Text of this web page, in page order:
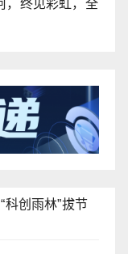
，终见彩虹，全
科创雨林”拔节